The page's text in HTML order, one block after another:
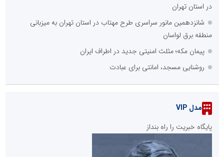
در استان تهران
شانزدهمین مانور سراسری طرح مهتاب در استان تهران به میزبانی
منطقه برق لواسان
پیمان مکه؛ مثلث امنیتی جدید در اطراف ایران
روشنایی مسجد، امانتی برای عبادت
مدل VIP
پایگاه خبریت را راه بنداز